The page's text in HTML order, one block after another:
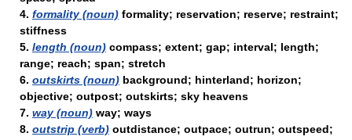
4. formality (noun) formality; reservation; reserve; restraint;
stiffness
5. length (noun) compass; extent; gap; interval; length;
range; reach; span; stretch
6. outskirts (noun) background; hinterland; horizon;
objective; outpost; outskirts; sky heavens
7. way (noun) way; ways
8. outstrip (verb) outdistance; outpace; outrun; outspeed;